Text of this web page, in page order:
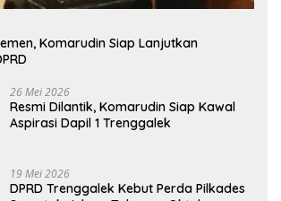
Komarudin Siap Lanjutkan
26 Mei 2026
Resmi Dilantik, Komarudin Siap Kawal
Aspirasi Dapil 1 Trenggalek
19 Mei 2026
DPRD Trenggalek Kebut Perda Pilkades